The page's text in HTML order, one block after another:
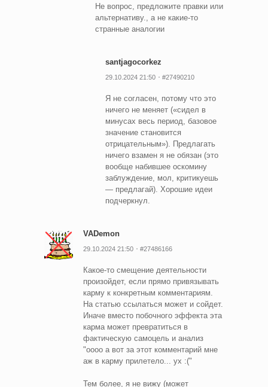
Не вопрос, предложите правки или
альтернативу., а не какие-то
странные аналогии
santjagocorkez
29.10.2024 21:50 #27490210
Я не согласен, потому что это
ничего не меняет («сидел в
минусах весь период, базовое
значение становится
отрицательным»). Предлагать
ничего взамен я не обязан (это
вообще набившее оскомину
заблуждение, мол, критикуешь
— предлагай). Хорошие идеи
подчеркнул.
VADemon
29.10.2024 21:50 #27486166
Какое-то смещение деятельности
произойдет, если прямо привязывать
карму к конкретным комментариям.
На статью ссылаться может и сойдет.
Иначе вместо побочного эффекта эта
карма может превратиться в
фактическую самоцель и анализ
"оооо а вот за этот комментарий мне
аж в карму прилетело... ух :("
Тем более, я не вижу (может